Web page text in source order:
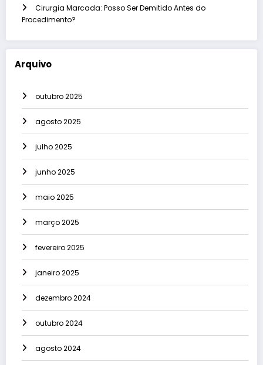
Cirurgia Marcada: Posso Ser Demitido Antes do
Procedimento?
Arquivo
outubro 2025
agosto 2025
julho 2025
junho 2025
maio 2025
março 2025
fevereiro 2025
janeiro 2025
dezembro 2024
outubro 2024
agosto 2024